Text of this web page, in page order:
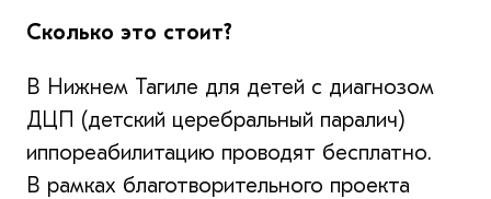
Сколько это стоит?
В Нижнем Тагиле для детей с диагнозом
ДЦП (детский церебральный паралич)
иппореабилитацию проводят бесплатно.
В рамках благотворительного проекта